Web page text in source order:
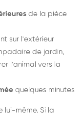
de la pièce
sur l'extérieur
de jardin,
l'animal vers la
quelques minutes
lui-même. Si la